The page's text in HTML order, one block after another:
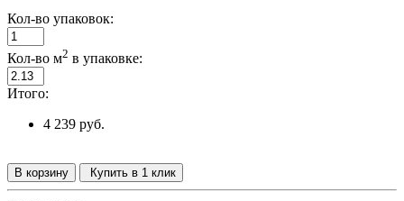
Кол-во упаковок:
Кол-во м2 в упаковке:
Итого:
4 239 руб.
В корзину Купить в 1 клик